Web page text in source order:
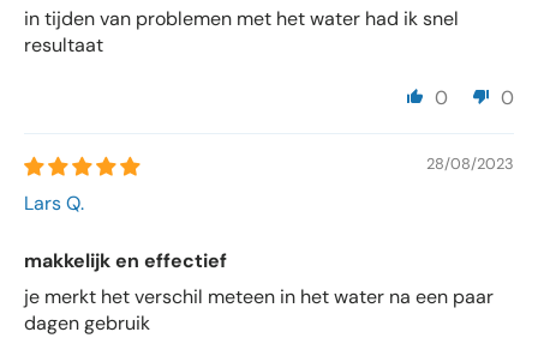
in tijden van problemen met het water had ik snel
resultaat
0 0
28/08/2023
Lars Q.
makkelijk en effectief
je merkt het verschil meteen in het water na een paar
dagen gebruik